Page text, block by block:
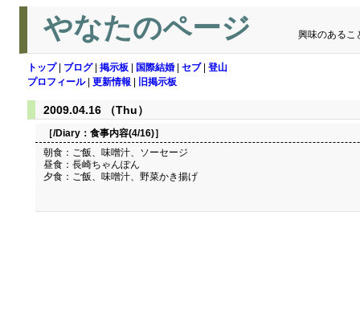
やなたのページ 興味のあるこ
トップ| ブログ| 掲示板 国際結婚 セブ| 登山
プロフィール| 更新情報 旧掲示板
2009.04.16 （Thu）
［/Diary： 食事内容(4/16)］
朝食：ご飯、味噌汁、ソーセージ
昼食：長崎ちゃんぽん
夕食：ご飯、味噌汁、野菜かき揚げ